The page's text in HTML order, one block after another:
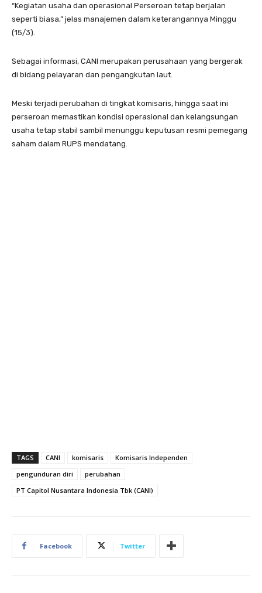
“Kegiatan usaha dan operasional Perseroan tetap berjalan
seperti biasa,” jelas manajemen dalam keterangannya Minggu
(15/3).
Sebagai informasi, CANI merupakan perusahaan yang bergerak
di bidang pelayaran dan pengangkutan laut.
Meski terjadi perubahan di tingkat komisaris, hingga saat ini
perseroan memastikan kondisi operasional dan kelangsungan
usaha tetap stabil sambil menunggu keputusan resmi pemegang
saham dalam RUPS mendatang.
TAGS CANI komisaris
Komisaris Independen
pengunduran diri
perubahan
PT Capitol Nusantara Indonesia Tbk (CANI)
Facebook Twitter